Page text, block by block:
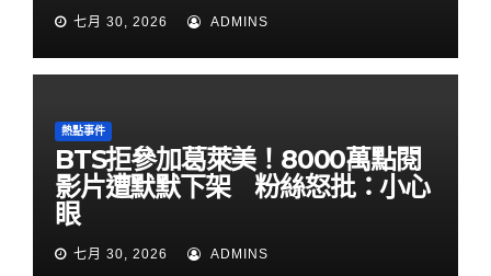
七月 30, 2026 ADMINS
熱點事件
BTS拒參加葛萊美！8000萬點閱
影片遭默默下架 粉絲怒批：小心
眼
七月 30, 2026 ADMINS